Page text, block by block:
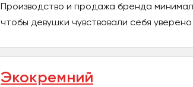
Производство и продажа бренда
чтобы девушки чувствовали себя
Экокремний